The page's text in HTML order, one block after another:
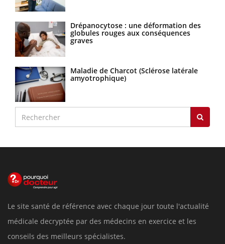
Drépanocytose : une déformation des
globules rouges aux conséquences
graves
Maladie de Charcot (Sclérose latérale
amyotrophique)
Le site santé de référence avec chaque jour toute l'actualité
médicale decryptée par des médecins en exercice et les
conseils des meilleurs spécialistes.